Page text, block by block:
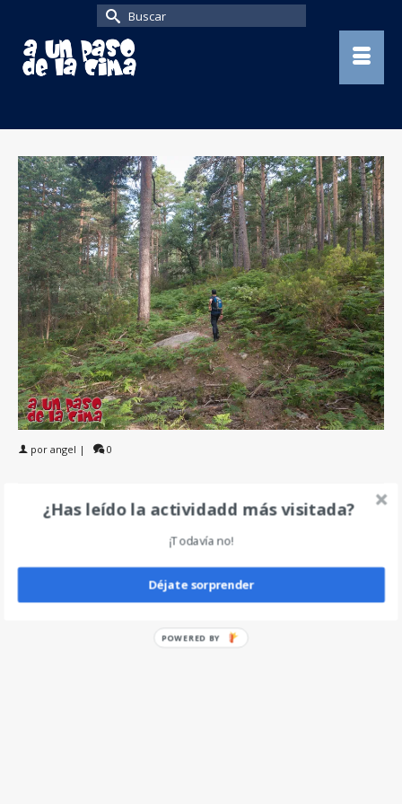
Buscar
por:
por angel | 0
Deja un comentario
¿Has leído la actividadd más visitada?
¡Todavía no!
Déjate sorprender
POWERED BY